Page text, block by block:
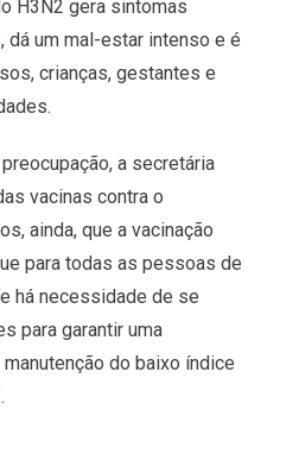
H3N2 gera sintomas
um mal-estar intenso e é
crianças, gestantes e
a secretária
vacinas contra o
ainda, que a vacinação
para todas as pessoas de
há necessidade de se
para garantir uma
do baixo índice